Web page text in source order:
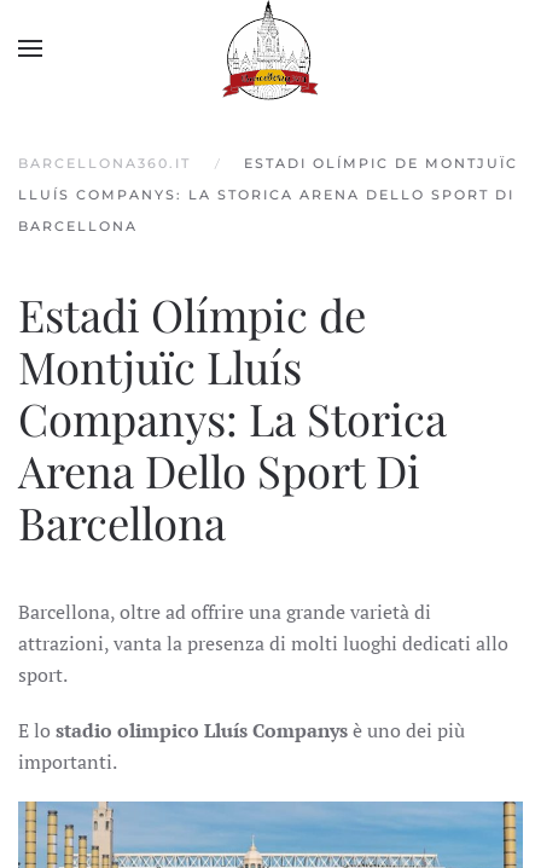
BARCELLONA360.IT
ESTADI OLÍMPIC DE MONTJUÏC
LLUÍS COMPANYS: LA STORICA ARENA DELLO SPORT DI
BARCELLONA
Estadi Olímpic de
Montjuïc Lluís
Companys: La Storica
Arena Dello Sport Di
Barcellona
Barcellona, oltre ad offrire una grande varietà di
attrazioni, vanta la presenza di molti luoghi dedicati allo
sport.
E lo stadio olimpico Lluís Companysè uno dei più
importanti.